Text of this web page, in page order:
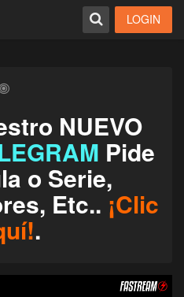
LOGIN
NUEVO
Pide
o Serie,
Etc.. ¡Clic
.